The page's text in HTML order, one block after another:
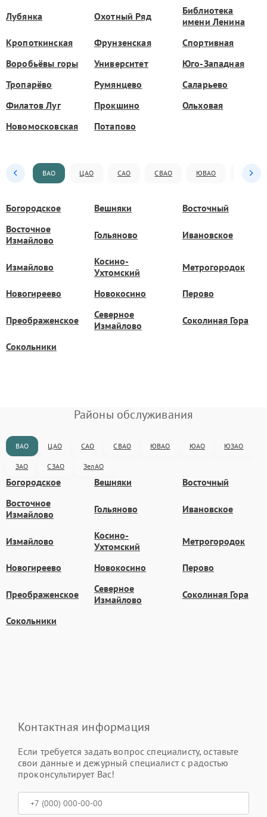
Лубянка Охотный Ряд
Библиотека
имени Ленина
Кропоткинская
Фрунзенская
Спортивная
Воробьёвы горы
Университет
Юго-Западная
Тропарёво
Румянцево
Саларьево
Филатов Луг
Прокшино
Ольховая
Новомосковская
Потапово
ВАО ЦАО САО СВАО ЮВАО ЮАО
Богородское Вешняки
Восточный
Восточное
Измайлово
Гольяново Ивановское
Измайлово
Косино-
Ухтомский
Метрогородок
Новогиреево Новокосино Перово
Преображенское
Северное
Измайлово
Соколиная Гора
Сокольники
Районы обслуживания
ВАО ЦАО САО СВАО ЮВАО ЮАО ЮЗАО
ЗАО СЗАО ЗелАО
Богородское Вешняки
Восточный
Восточное
Измайлово
Гольяново Ивановское
Измайлово
Косино-
Ухтомский
Метрогородок
Новогиреево Новокосино Перово
Преображенское
Северное
Измайлово
Соколиная Гора
Сокольники
Контактная информация
Если требуется задать вопрос специалисту, оставьте
свои данные и дежурный специалист с радостью
проконсультирует Вас!